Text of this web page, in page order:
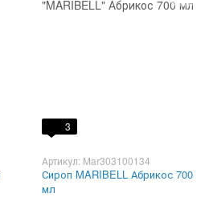
3
Артикул: Mar303100134
Сироп MARIBELL Абрикос 700
мл